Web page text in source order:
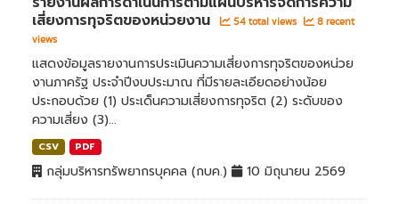
เสี่ยงการทุจริตของหน่วยงาน
54 total views
8 recent
views
แสดงข้อมูลรายงานการประเมินความเสี่ยงการทุจริตของหน่วย
งานภาครัฐ ประจำปีงบประมาณ ที่มีรายละเอียดอย่างน้อย
ประกอบด้วย (1) ประเด็นความเสี่ยงการทุจริต (2) ระดับของ
ความเสี่ยง (3)...
CSV PDF
กลุ่มบริหารทรัพยากรบุคคล (กบค.) 10 มิถุนายน 2569